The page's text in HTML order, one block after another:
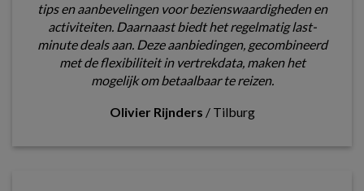
tips en aanbevelingen voor bezienswaardigheden en
activiteiten. Daarnaast biedt het regelmatig last-
minute deals aan. Deze aanbiedingen, gecombineerd
met de flexibiliteit in vertrekdata, maken het
mogelijk om betaalbaar te reizen.
Olivier Rijnders / Tilburg